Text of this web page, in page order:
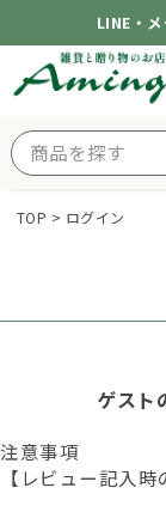
LINE・
TOP ログイン
ゲスト
注意事項
【レビュー記入時